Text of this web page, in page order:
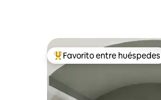
De los mejores en Favorito
Favorito entre huéspedes